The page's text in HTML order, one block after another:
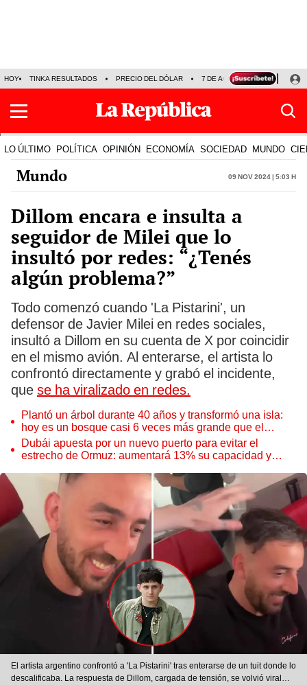
HOY TINKA RESULTADOS PRECIO DEL DÓLAR 7 DE AGOSTO OLLANTA
LO ÚLTIMO POLÍTICA OPINIÓN ECONOMÍA SOCIEDAD MUNDO
Mundo 09 Nov 2024 | 5:03 h
Dillom encara e insulta a
seguidor de Milei que lo
insultó por redes: “¿Tenés
algún problema?”
Todo comenzó cuando 'La Pistarini', un
defensor de Javier Milei en redes sociales,
insultó a Dillom en su cuenta de X por coincidir
en el mismo avión. Al enterarse, el artista lo
confrontó directamente y grabó el incidente,
que se ha viralizado en redes.
Plantó un árbol durante 40 años y transformó una isla:
hoy es un bosque casi 6 veces más grande que el
Parque de las Leyendas
Dubái apuesta por un nuevo puerto para evitar el
estrecho de Ormuz: aumentará 13% su capacidad y
El artista argentino confrontó a 'La Pistarini' tras enterarse de un tuit donde lo
descalificaba. La respuesta de Dillom, cargada de tensión, se volvió viral